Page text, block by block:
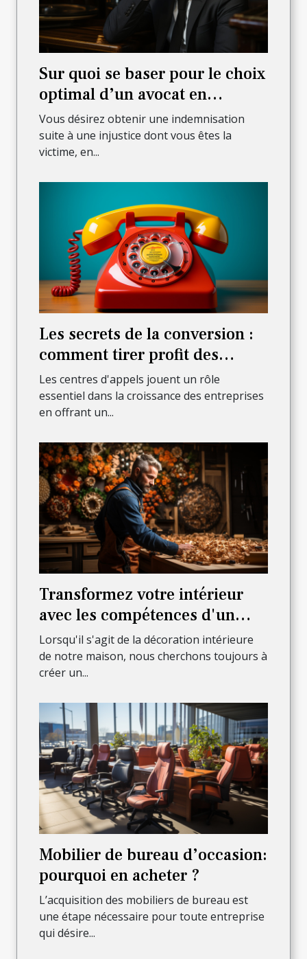
Sur quoi se baser pour le choix
optimal d’un avocat en
dommages de corps ?
Vous désirez obtenir une indemnisation
suite à une injustice dont vous êtes la
victime, en...
Les secrets de la conversion :
comment tirer profit des
appels entrants pour stimuler
vos ventes ?
Les centres d'appels jouent un rôle
essentiel dans la croissance des entreprises
en offrant un...
Transformez votre intérieur
avec les compétences d'un
menuisier professionnel
Lorsqu'il s'agit de la décoration intérieure
de notre maison, nous cherchons toujours à
créer un...
Mobilier de bureau d’occasion:
pourquoi en acheter ?
L’acquisition des mobiliers de bureau est
une étape nécessaire pour toute entreprise
qui désire...